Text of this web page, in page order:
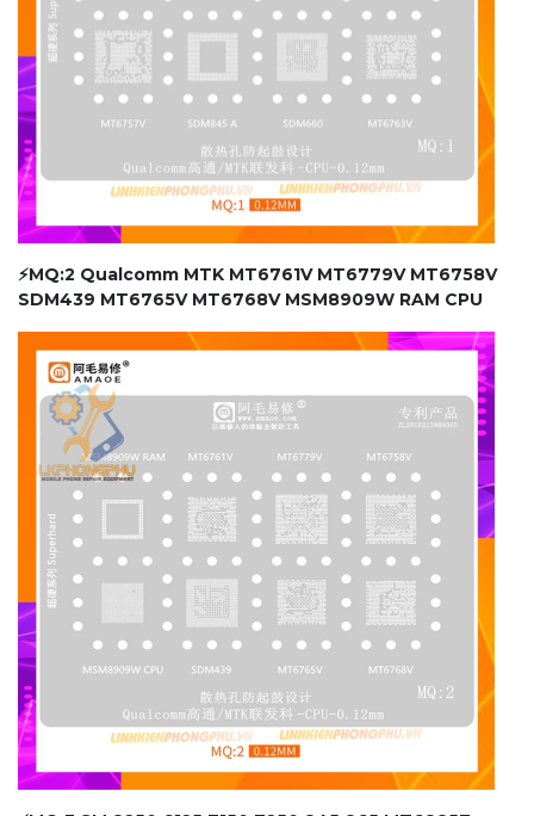
⚡MQ:2 Qualcomm MTK MT6761V MT6779V MT6758V
SDM439 MT6765V MT6768V MSM8909W RAM CPU